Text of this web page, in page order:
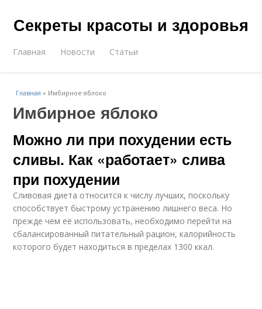
Секреты красоты и здоровья
Главная Новости Статьи
Главная » Имбирное яблоко
Имбирное яблоко
Можно ли при похудении есть
сливы. Как «работает» слива
при похудении
Сливовая диета относится к числу лучших, поскольку
способствует быстрому устранению лишнего веса. Но
прежде чем её использовать, необходимо перейти на
сбалансированный питательный рацион, калорийность
которого будет находиться в пределах 1300 ккал.